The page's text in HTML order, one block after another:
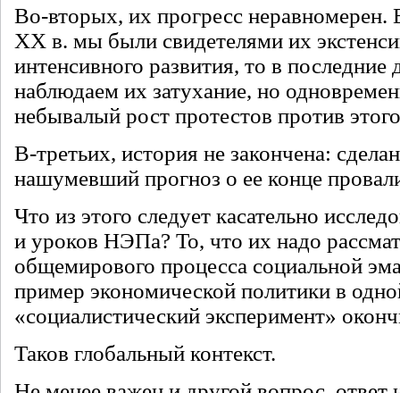
Во-вторых, их прогресс неравномерен.
ХХ в. мы были свидетелями их
интенсивного развития, то в последние
наблюдаем их затухание, но
небывалый рост протестов против
В-третьих, история не закончена:
нашумевший прогноз о ее конце
Что из этого следует касательно
и уроков НЭПа? То, что их надо
общемирового процесса социальной
пример экономической политики в
«социалистический эксперимент»
Таков глобальный контекст.